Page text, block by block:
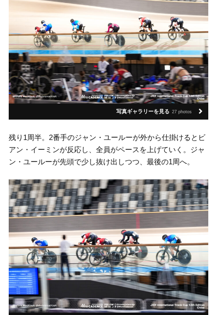
写真ギャラリーを見る 27 photos
残り1周半。2番手のジャン・ユールーが外から仕掛けるとビ
アン・イーミンが反応し、全員がペースを上げていく。ジャ
ン・ユールーが先頭で少し抜け出しつつ、最後の1周へ。